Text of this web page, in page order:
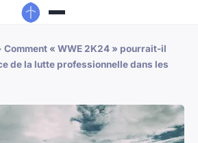
Comment « WWE 2K24 » pourrait-il
de la lutte professionnelle dans les